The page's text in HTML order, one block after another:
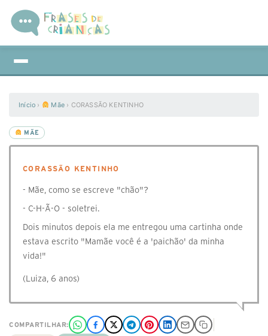
Início › Mãe › CORASSÃO KENTINHO
MÃE
CORASSÃO KENTINHO
- Mãe, como se escreve "chão"?
- C-H-Ã-O - soletrei.
Dois minutos depois ela me entregou uma cartinha onde
estava escrito "Mamãe você é a 'paichão' da minha
vida!"
(Luiza, 6 anos)
COMPARTILHAR: